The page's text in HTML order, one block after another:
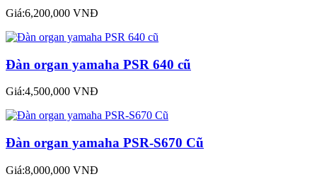
Giá:6,200,000 VNĐ
Đàn organ yamaha PSR 640 cũ
Giá:4,500,000 VNĐ
Đàn organ yamaha PSR-S670 Cũ
Giá:8,000,000 VNĐ